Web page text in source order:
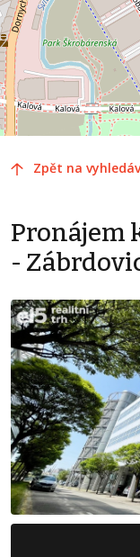
Zpět na
Pronájem
-